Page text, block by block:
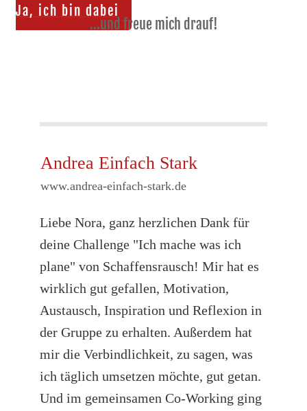
Ja, ich bin dabei
...und freue mich drauf!
Andrea Einfach Stark
www.andrea-einfach-stark.de
Liebe Nora, ganz herzlichen Dank für
deine Challenge "Ich mache was ich
plane" von Schaffensrausch! Mir hat es
wirklich gut gefallen, Motivation,
Austausch, Inspiration und Reflexion in
der Gruppe zu erhalten. Außerdem hat
mir die Verbindlichkeit, zu sagen, was
ich täglich umsetzen möchte, gut getan.
Und im gemeinsamen Co-Working ging